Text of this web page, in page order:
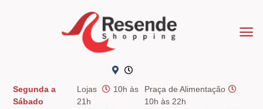
Segunda a
Sábado
Lojas
10h às
21h
Praça de Alimentação
10h às 22h